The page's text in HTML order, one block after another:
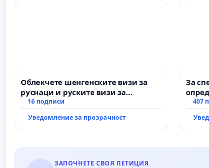
Облекчете шенгенските визи за
руснаци и руските визи за
българи
16 подписи
Уведомление за прозрачност
За
и407
ЗАПОЧНЕТЕ СВОЯ ПЕТИЦИЯ